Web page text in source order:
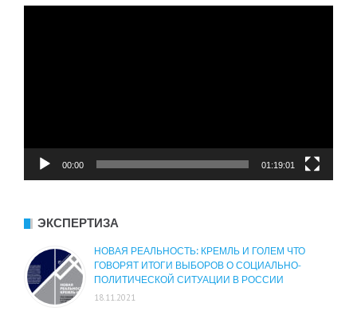
00:00 01:19:01
ЭКСПЕРТИЗА
НОВАЯ РЕАЛЬНОСТЬ: КРЕМЛЬ И ГОЛЕМ ЧТО
ГОВОРЯТ ИТОГИ ВЫБОРОВ О СОЦИАЛЬНО-
ПОЛИТИЧЕСКОЙ СИТУАЦИИ В РОССИИ
18.11.2021